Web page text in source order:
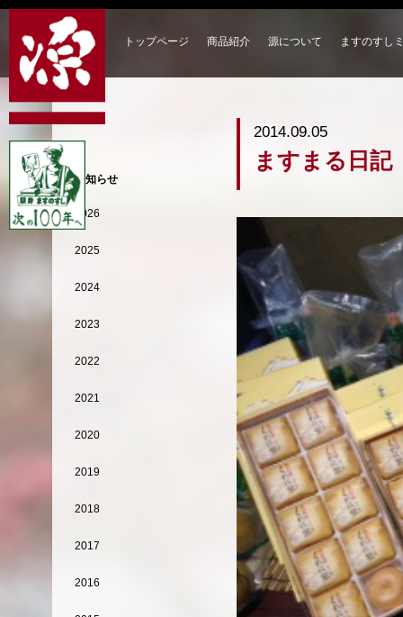
トップページ 商品紹介 源について ますのすし
2014.09.05
ますまる日記
お知らせ
2026
2025
2024
2023
2022
2021
2020
2019
2018
2017
2016